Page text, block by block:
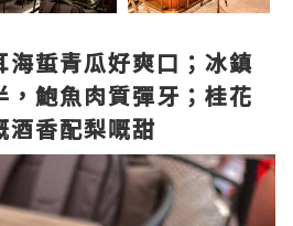
海蜇青瓜好爽口；冰鎮
鮑魚肉質彈牙；桂花
酒香配梨嘅甜